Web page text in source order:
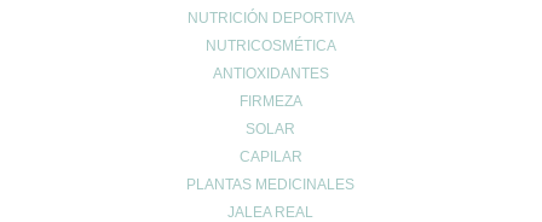
NUTRICIÓN DEPORTIVA
NUTRICOSMÉTICA
ANTIOXIDANTES
FIRMEZA
SOLAR
CAPILAR
PLANTAS MEDICINALES
JALEA REAL
UBICACIÓN